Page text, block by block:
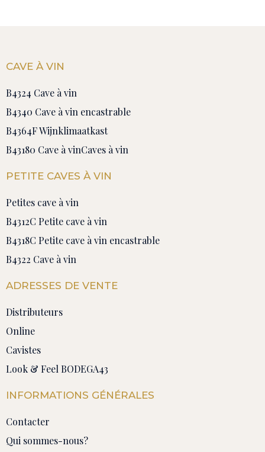
CAVE À VIN
B4324 Cave à vin
B4340 Cave à vin encastrable
B4364F Wijnklimaatkast
B43180 Cave à vinCaves à vin
PETITE CAVES À VIN
Petites cave à vin
B4312C Petite cave à vin
B4318C Petite cave à vin encastrable
B4322 Cave à vin
ADRESSES DE VENTE
Distributeurs
Online
Cavistes
Look & Feel BODEGA43
INFORMATIONS GÉNÉRALES
Contacter
Qui sommes-nous?